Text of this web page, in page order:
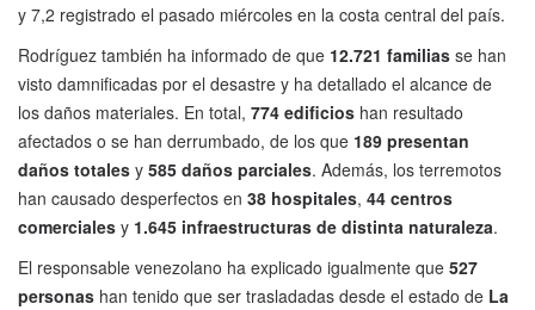
y 7,2 registrado el pasado miércoles en la costa central del país.
Rodríguez también ha informado de que 12.721 familias se han
visto damnificadas por el desastre y ha detallado el alcance de
los daños materiales. En total, 774 edificios han resultado
afectados o se han derrumbado, de los que 189 presentan
daños totales y 585 daños parciales. Además, los terremotos
han causado desperfectos en 38 hospitales, 44 centros
comerciales y 1.645 infraestructuras de distinta naturaleza.
El responsable venezolano ha explicado igualmente que 527
personas han tenido que ser trasladadas desde el estado de La